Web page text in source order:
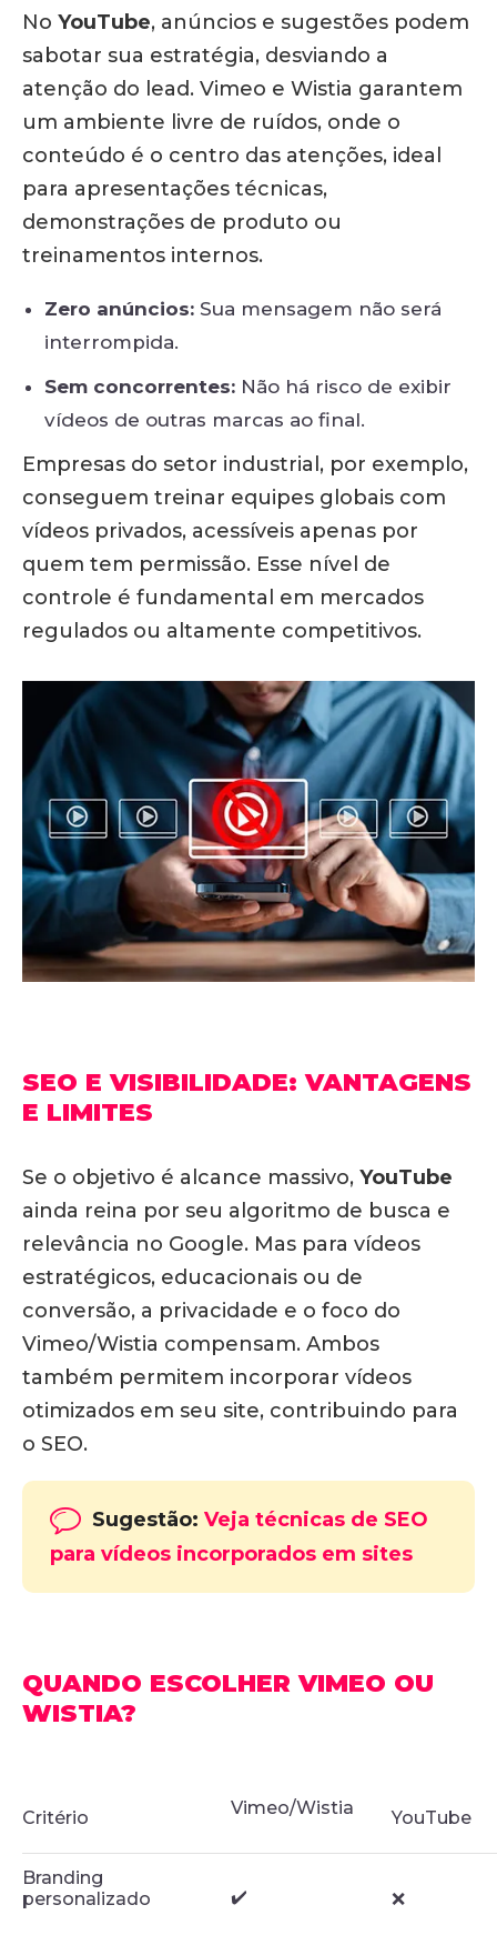
No YouTube, anúncios e sugestões podem
sabotar sua estratégia, desviando a
atenção do lead. Vimeo e Wistia garantem
um ambiente livre de ruídos, onde o
conteúdo é o centro das atenções, ideal
para apresentações técnicas,
demonstrações de produto ou
treinamentos internos.
Zero anúncios: Sua mensagem não será
interrompida.
Sem concorrentes: Não há risco de exibir
vídeos de outras marcas ao final.
Empresas do setor industrial, por exemplo,
conseguem treinar equipes globais com
vídeos privados, acessíveis apenas por
quem tem permissão. Esse nível de
controle é fundamental em mercados
regulados ou altamente competitivos.
SEO E VISIBILIDADE: VANTAGENS
E LIMITES
Se o objetivo é alcance massivo, YouTube
ainda reina por seu algoritmo de busca e
relevância no Google. Mas para vídeos
estratégicos, educacionais ou de
conversão, a privacidade e o foco do
Vimeo/Wistia compensam. Ambos
também permitem incorporar vídeos
otimizados em seu site, contribuindo para
o SEO.
Sugestão: Veja técnicas de SEO
para vídeos incorporados em sites
QUANDO ESCOLHER VIMEO OU
WISTIA?
Critério Vimeo/Wistia YouTube
Branding
personalizado
✔️ ❌